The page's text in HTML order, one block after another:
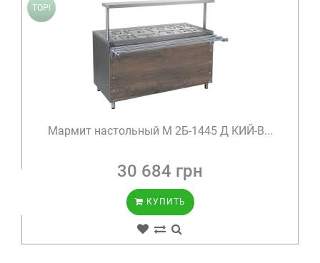
TOP!
Мармит настольный М 2Б-1445 Д КИЙ-В...
30 684 грн
КУПИТЬ